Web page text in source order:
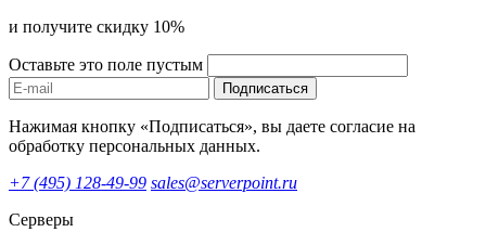
и получите скидку 10%
Оставьте это поле пустым
Подписаться
Нажимая кнопку «Подписаться», вы даете согласие на
обработку персональных данных.
+7 (495) 128-49-99 sales@serverpoint.ru
Серверы